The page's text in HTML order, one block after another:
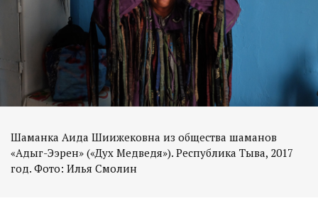
Шаманка Аида Шиижековна из общества шаманов
«Адыг-Ээрен» («Дух Медведя»). Республика Тыва, 2017
год. Фото: Илья Смолин